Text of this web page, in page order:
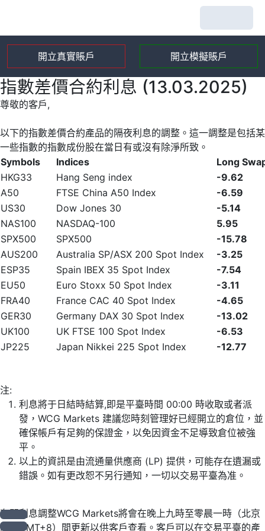
開立真實賬戶 開立模擬賬戶
指數差價合約利息 (13.03.2025)
尊敬的客戶,
以下的指數差價合約產品的隔夜利息的調整。這一調整是包括某
一些指數的指數成份股在當日有或沒有除淨所致。
Symbols
Indices
Long
HKG33
Hang Seng index
-9.62
A50
FTSE China A50 Index
-6.59
US30
Dow Jones 30
-5.14
NAS100
NASDAQ-100
5.95
SPX500
SPX500
-15.78
AUS200
Australia SP/ASX 200 Spot Index
-3.25
ESP35
Spain IBEX 35 Spot Index
-7.54
EU50
Euro Stoxx 50 Spot Index
-3.11
FRA40
France CAC 40 Spot Index
-4.65
GER30
Germany DAX 30 Spot Index
-13.02
UK100
UK FTSE 100 Spot Index
-6.53
JP225
Japan Nikkei 225 Spot Index -12.77
注:
利息將于日結時結算,即是平臺時間 00:00 時收取或者派
發，WCG Markets 建議您時刻管理好已經開立的倉位，並
確保帳戶有足夠的保證金，以免因資金不足導致倉位被強
平。
以上的資訊是由流通量供應商 (LP) 提供，可能存在遺漏或
錯誤。如有更改恕不另行通知，一切以交易平臺為准。
有關利息調整WCG Markets將會在晚上九時至零晨一時（北京
時間GMT+8）間更新以供客戶查看。客戶可以在交易平臺的產